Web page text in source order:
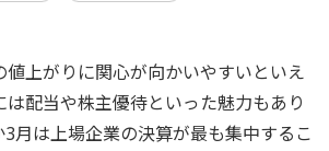
上がりに関心が向かいやすいといえ
は配当や株主優待といった魅力もあり
3月は上場企業の決算が最も集中するこ